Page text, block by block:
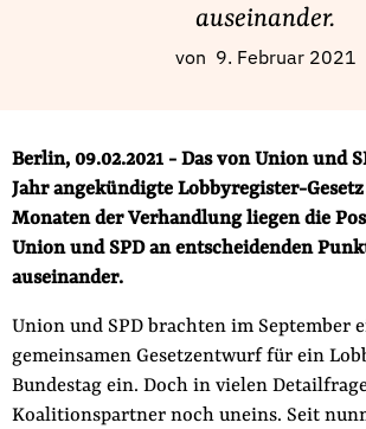
Geschenkspende
Bußgelder und Geldauflagen
Projektspende
Testamentsspende
Appelle unterzeichnen
Kontakt
auseinander.
von 9. Februar 2021
Berlin, 09.02.2021 - Das von Union und
Jahr angekündigte Lobbyregister-
Monaten der Verhandlung liegen die
Union und SPD an entscheidenden
auseinander.
Union und SPD brachten im September
gemeinsamen Gesetzentwurf für ein
Bundestag ein. Doch in vielen
Koalitionspartner noch uneins. Seit